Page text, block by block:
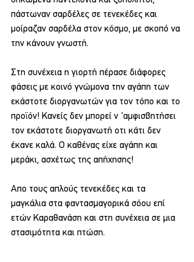
πάστωναν σαρδέλες σε τενεκέδες και
μοίραζαν σαρδέλα στον κόσμο, με σκοπό να
την κάνουν γνωστή.
Στη συνέχεια η γιορτή πέρασε διάφορες
φάσεις με κοινό γνώμονα την αγάπη των
εκάστοτε διοργανωτών για τον τόπο και το
προϊόν! Κανείς δεν μπορεί ν 'αμφισβητήσει
τον εκάστοτε διοργανωτή οτι κάτι δεν
έκανε καλά. Ο καθένας είχε αγάπη και
μεράκι, ασχέτως της απήχησης!
Απο τους απλούς τενεκέδες και τα
μαγκάλια στα φαντασμαγορικά σόου επί
ετών Καραθανάση και στη συνέχεια σε μια
στασιμότητα και πτώση.